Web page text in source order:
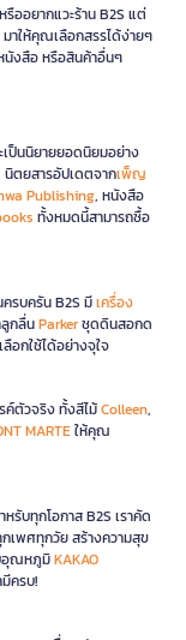
ออยากแวะร้าน B2S แต่
มาให้คุณเลือกสรรได้ง่ายๆ
นังสือ หรือสินค้าอื่นๆ
ป็นนิยายยอดนิยมอย่าง
นิตยสารอัปเดตจากเพ็ญ
Publishing, หนังสือ
ทั้งหมดนี้สามารถซื้อ
รบครัน B2S มีเครื่อง
กลื่นParkerชุดดินสอกด
อกใช้ได้อย่างจุใจ
ค์ตัวจริง ทั้งสีไม้Colleen,
MARTEให้คุณ
บทุกโอกาส B2S เราคัด
เพศทุกวัย สร้างความสุข
อุณหภูมิKAKAO
มีครบ!